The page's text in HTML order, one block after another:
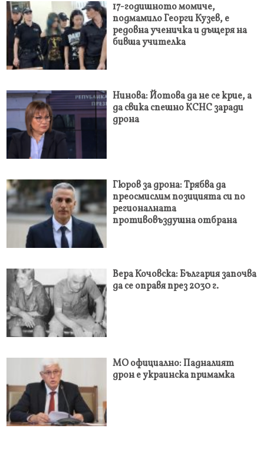
17-годишното момиче,
подмамило Георги Кузев, е
редовна ученичка и дъщеря на
бивша учителка
Нинова: Йотова да не се крие, а
да свика спешно КСНС заради
дрона
Гюров за дрона: Трябва да
преосмислим позицията си по
регионалната
противовъздушна отбрана
Вера Кочовска: България започва
да се оправя през 2030 г.
МО официално: Падналият
дрон е украинска примамка